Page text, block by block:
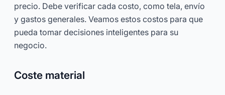
precio. Debe verificar cada costo, como tela, envío
y gastos generales. Veamos estos costos para que
pueda tomar decisiones inteligentes para su
negocio.
Coste material